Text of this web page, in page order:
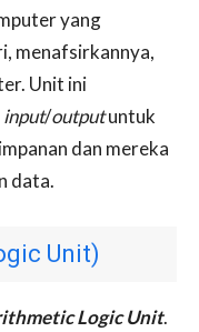
yang
menafsirkannya,
Unit ini
input/outputuntuk
dan mereka
data.
Unit)
Logic Unit.